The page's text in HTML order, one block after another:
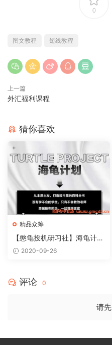
0
图文教程 短线教程
上一篇
外汇福利课程
猜你喜欢
精品众筹
【憨龟投机研习社】海龟计划
2020.9
2020-09-26
评论 0
请先